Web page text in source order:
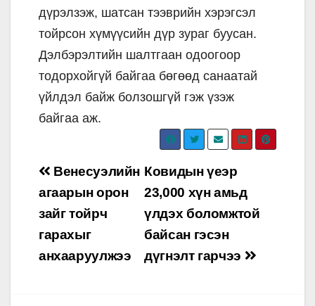
дүрэлзэж, шатсан тээврийн хэрэгсэл
тойрсон хүмүүсийн дүр зураг буусан.
Дэлбэрэлтийн шалтгаан одоогоор
тодорхойгүй байгаа бөгөөд санаатай
үйлдэл байж болзошгүй гэж үзэж
байгаа аж.
Post
navigation
Ковидын үеэр
23,000 хүн амьд
үлдэх боломжтой
байсан гэсэн
дүгнэлт гарчээ
Венесуэлийн
агаарын орон
зайг тойрч
гарахыг
анхааруулжээ